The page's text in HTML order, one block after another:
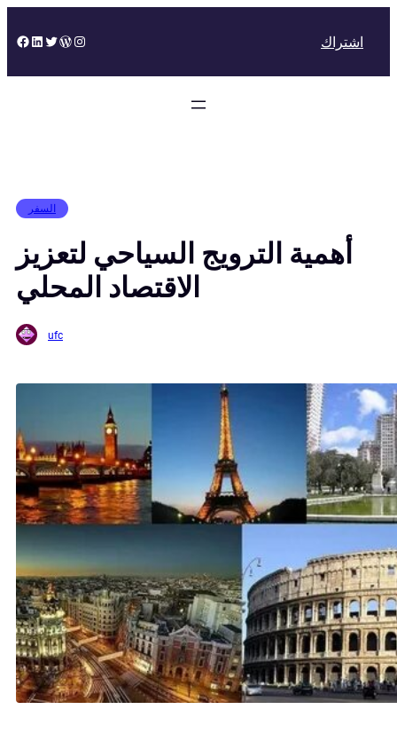
to
Facebook
LinkedIn
Twitter
WordPress
Instagram اشتراك
السفر
أهمية الترويج السياحي لتعزيز
الاقتصاد المحلي
ufc